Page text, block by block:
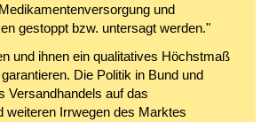
und
gestoppt bzw. untersagt werden."
und ihnen ein qualitatives Höchstmaß
Die Politik in Bund und
Versandhandels auf das
weiteren Irrwegen des Marktes